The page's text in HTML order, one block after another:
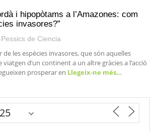
i hipopòtams a l’Amazones: com
invasores?”
Pessics de Ciencia
les espècies invasores, que són aquelles
d’un continent a un altre gràcies a l’acció
prosperar en Llegeix-ne més…